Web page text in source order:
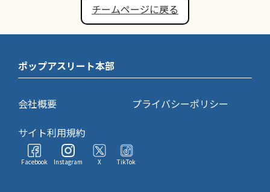
チームページに戻る
ポップアスリート本部
会社概要
プライバシーポリシー
サイト利用規約
Facebook Instagram X TikTok